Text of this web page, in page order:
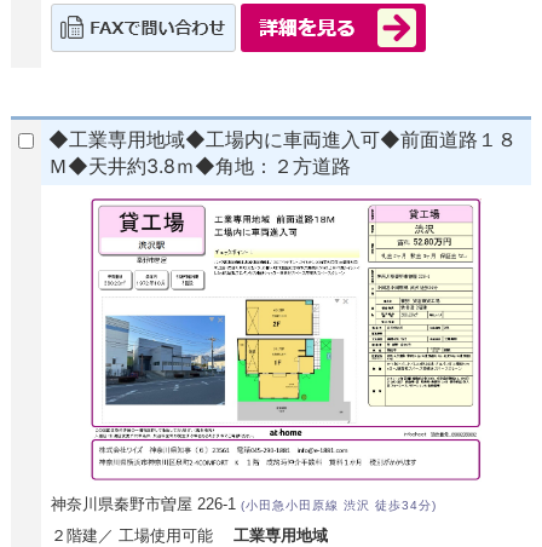
◆工業専用地域◆工場内に車両進入可◆前面道路１８
Ｍ◆天井約3.8ｍ◆角地：２方道路
神奈川県秦野市曽屋 226-1(小田急小田原線 渋沢 徒歩34分)
２階建／ 工場使用可能工業専用地域